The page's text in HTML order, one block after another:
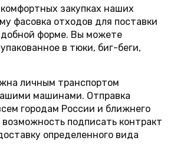
закупках наших
фасовка отходов для поставки
форме. Вы можете
в тюки, биг-беги,
личным транспортом
машинами. Отправка
городам России и ближнего
возможность подписать контракт
определенного вида